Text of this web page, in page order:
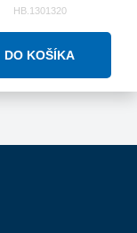
HB.1301320